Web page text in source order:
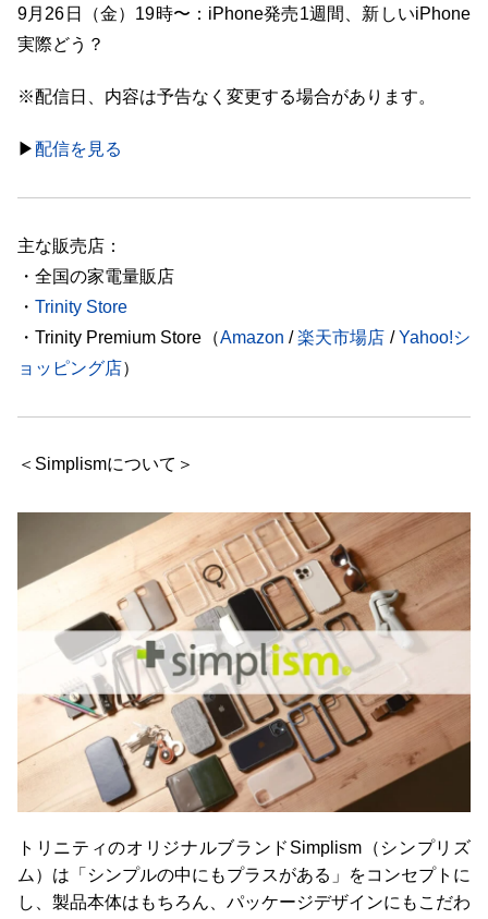
9月26日（金）19時〜：iPhone発売1週間、新しいiPhone
実際どう？
※配信日、内容は予告なく変更する場合があります。
▶︎配信を見る
主な販売店：
・全国の家電量販店
・ Trinity Store
・Trinity Premium Store（Amazon /楽天市場店 /Yahoo!シ
ョッピング店）
＜Simplismについて＞
トリニティのオリジナルブランドSimplism（シンプリズ
ム）は「シンプルの中にもプラスがある」をコンセプトに
し、製品本体はもちろん、パッケージデザインにもこだわ